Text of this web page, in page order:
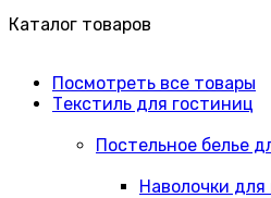
Каталог товаров
Посмотреть все товары
Текстиль для гостиниц
Постельное белье
Наволочки для